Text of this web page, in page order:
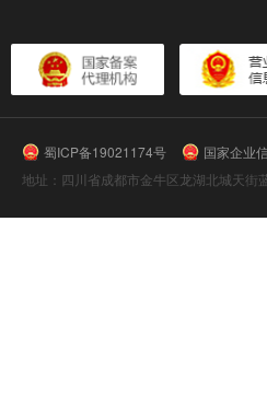
蜀ICP备19021174号 国家企业
地址：四川省成都市金牛区龙湖北城天